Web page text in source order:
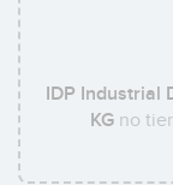
IDP Industrial
KG no